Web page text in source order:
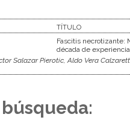
TÍTULO
Fascitis necrotizante:
década de experiencia
Salazar Pierotic, Aldo Vera